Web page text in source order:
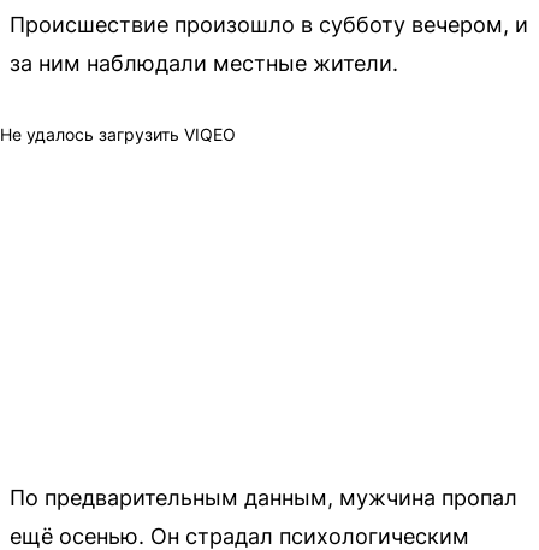
Происшествие произошло в субботу вечером, и
за ним наблюдали местные жители.
Не удалось загрузить VIQEO
По предварительным данным, мужчина пропал
ещё осенью. Он страдал психологическим